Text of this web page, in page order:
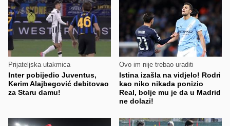
Prijateljska utakmica
Inter pobijedio Juventus,
Kerim Alajbegović debitovao
za Staru damu!
Ovo im nije trebao uraditi
Istina izašla na vidjelo! Rodri
kao niko nikada ponizio
Real, bolje mu je da u Madrid
ne dolazi!